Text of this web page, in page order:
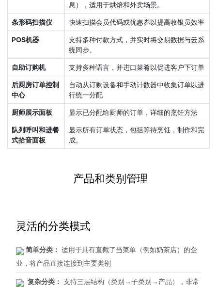
息），适用于烘焙和外卖场景。
条形码扫描仪 快速扫描会员代码或优惠券以提高收银员效率
POS机器
支持多种付款方式，并实时将交易数据与云系
统同步。
自助订购机 支持多种语言，并进口菜肴以促进客户下订单
后厨房订单控制
中心
自动从订购设备和手动计数器中收集订单以进
行统一分配
厨师展示面板 显示已分配给厨师的订单，详细的烹饪方法
队列呼叫和进餐
式拾音面板
显示所有订单状态，包括等待烹饪，制作和完
成。
产品和类别管理
灵活的分类模式
简单分类： 适用于具有直截了当菜单（例如奶茶店）的企
业，将产品直接连接到主要类别
复杂分类： 支持三层结构（类别→子类别→产品），非常